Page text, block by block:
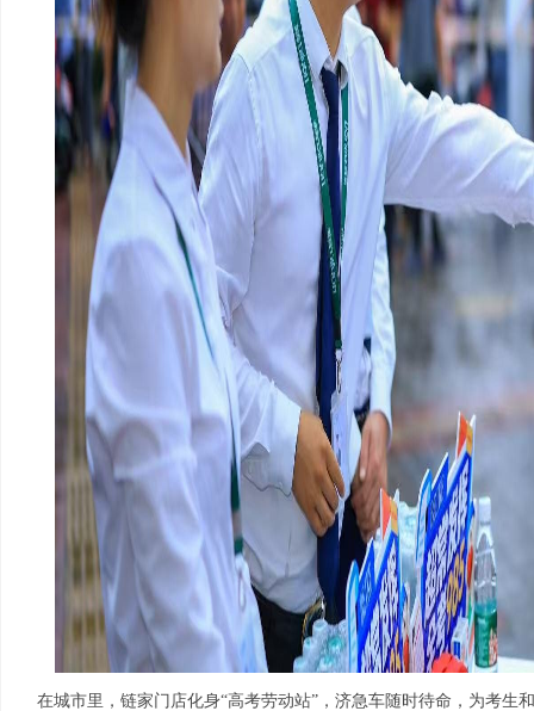
在城市里，链家门店化身“高考劳动站”，济急车随时待命，为考生